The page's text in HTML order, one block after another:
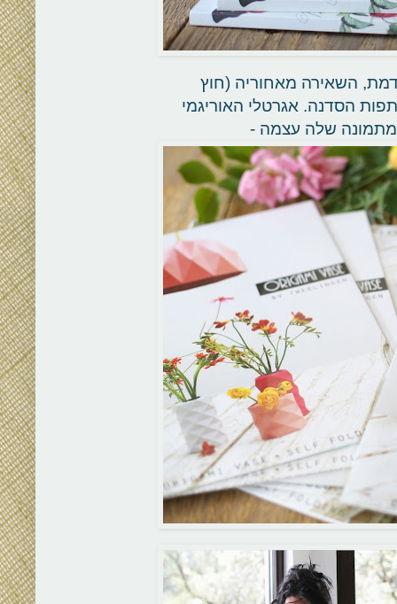
השאירה מאחוריה (חוץ
הסדנה. אגרטלי האוריגמי
מתמונה שלה עצמה -